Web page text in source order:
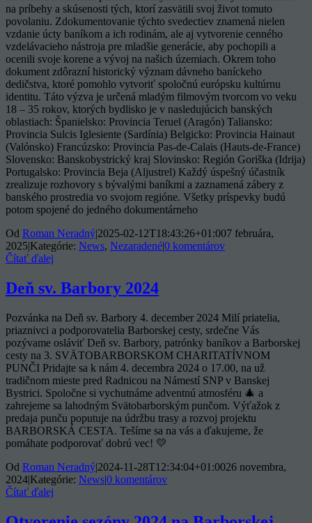
na príbehy a skúsenosti tých, ktorí zasvätili svoj život tomuto
povolaniu. Zdokumentovanie týchto svedectiev znamená nielen
vzdanie úcty baníkom a ich rodinám, ale aj vytvorenie cenného
vzdelávacieho nástroja pre mladšie generácie, aby pochopili a
ocenili svoje korene a vývoj na našich územiach. Okrem toho
dokument zdôrazní historický význam dávneho baníckeho
dedičstva, ktoré pomohlo vytvoriť spoločnú európsku kultúrnu
identitu. Táto výzva je určená mladým filmovým tvorcom vo veku
18 – 35 rokov, ktorých bydlisko je v nasledujúcich banských
oblastiach: Španielsko: Provincia Teruel (Aragón) Taliansko:
Provincia Sulcis Iglesiente (Sardínia) Belgicko: Provincia Hainaut
(Valónsko) Francúzsko: Provincia Pas-de-Calais (Hauts-de-France)
Slovensko: Banskobystrický kraj Slovinsko: Región Goriška (Idrija)
Portugalsko: Provincia Beja (Aljustrel) Každý úspešný účastník
zrealizuje rozhovory s bývalými baníkmi a zaznamená zábery z
banského prostredia vo svojom regióne. Všetky príspevky budú
potom spojené do jedného dokumentárneho
Od Roman Neradný|2025-02-12T18:43:26+01:007 februára,
2025|Kategórie: News, Nezaradené|0 komentárov
Čítať ďalej
Deň sv. Barbory 2024
Pozvánka na Deň sv. Barbory 4. december 2024 Milí priatelia,
priaznivci a podporovatelia Barborskej cesty, srdečne Vás
pozývame osláviť Deň sv. Barbory, patrónky baníkov a Barborskej
cesty na 3. SVÄTOBARBORSKOM CHARITATÍVNOM
PUNČI Pridajte sa k nám 4. decembra 2024 o 17.00, na už
tradičnom mieste pred Radnicou na Námestí SNP v Banskej
Bystrici. Spoločne si vychutnáme adventnú atmosféru 🎄 a
zahrejeme sa lahodným Svätobarborským punčom. Výťažok z
predaja punču poputuje na údržbu trasy a rozvoj projektu
BARBORSKÁ CESTA. Tešíme sa na vás a ďakujeme, že
pomáhate podporovať dobrú vec! 💛
Od Roman Neradný|2024-11-28T12:34:04+01:0026 novembra,
2024|Kategórie: News|0 komentárov
Čítať ďalej